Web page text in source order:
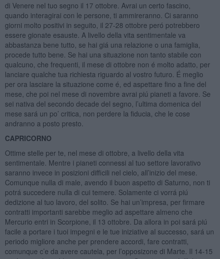
di Venere nel tuo segno il 17 ottobre. Avrai un certo fascino,
quando interagirai con le persone, ti ammireranno. Ci saranno
giorni molto positivi in seguito, il 27-28 ottobre peró potrebbero
essere gionate esauste. A livello della vita sentimentale va
abbastanza bene tutto, se hai giá una relazione o una famiglia,
procede tutto bene. Se hai una situazione non tanto stabile con
qualcuno, che frequenti, il mese di ottobre non é molto adatto, per
lanciare qualche tua richiesta riguardo al vostro futuro. É meglio
per ora lasciare la situazione come é, ed aspettare fino a fine del
mese, che poi nel mese di novembre avrai piú pianeti a favore. Se
sei nativa del secondo decade del segno, l’ultima domenica del
mese sará un po’ critica, non perdere la fiducia, che le cose
andranno a posto presto.
CAPRICORNO
Ottime stelle per te, nel mese di ottobre, a livello della vita
sentimentale. Mentre i pianeti connessi al tuo settore lavorativo
saranno invece in posizioni difficili nel cielo, all’inizio del mese.
Comunque nulla di male, avendo il buon aspetto di Saturno, non ti
potrá succedere nulla di cui temere. Solamente ci vorrá piú
dedizione al tuo lavoro, del solito. Se hai un’impresa, per firmare
contratti importanti sarebbe meglio ad aspettare almeno che
Mercurio entri in Scorpione, il 13 ottobre. Da allora in poi sará piú
facile a portare i tuoi impegni e le tue iniziative al successo, sará un
periodo migliore anche per prendere accordi, fare contratti,
comunque c’e da avere cautela, per l’opposizone di Marte. Il 14-15